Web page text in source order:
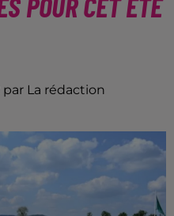
par La rédaction